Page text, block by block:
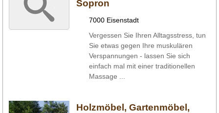
Sopron
7000 Eisenstadt
Vergessen Sie Ihren Alltagsstress, tun
Sie etwas gegen Ihre muskulären
Verspannungen - lassen Sie sich
einfach mal mit einer traditionellen
Massage ...
Holzmöbel, Gartenmöbel,